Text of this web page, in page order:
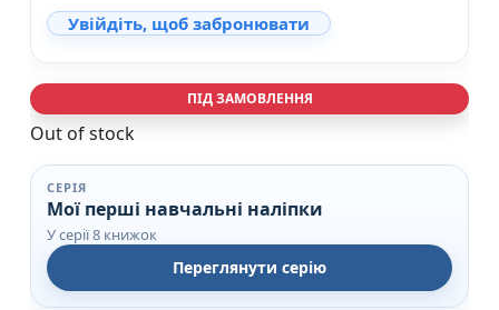
Увійдіть, щоб забронювати
ПІД ЗАМОВЛЕННЯ
Out of stock
СЕРІЯ
Мої перші навчальні наліпки
У серії 8 книжок
Переглянути серію